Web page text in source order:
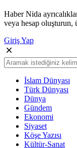
Haber Nida
veya hesap oluşturun,
Giriş Yap
İslam Dünyası
Türk Dünyası
Dünya
Gündem
Ekonomi
Siyaset
Köşe Yazısı
Kültür-Sanat